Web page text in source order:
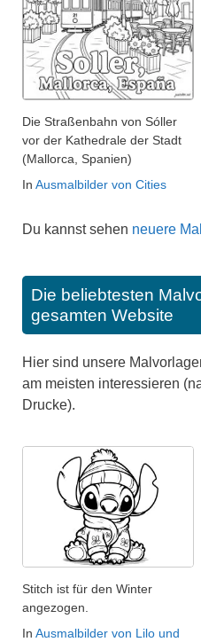
Die Straßenbahn von Sóller
vor der Kathedrale der Stadt
(Mallorca, Spanien)
In Ausmalbilder von Cities
Du kannst sehen neuere
Die beliebtesten
gesamten Website
Hier sind unsere
am meisten interessieren
Drucke).
Stitch ist für den Winter
angezogen.
In Ausmalbilder von Lilo und